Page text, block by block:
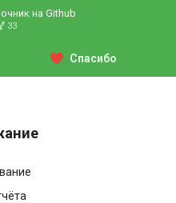
на Github
33
Спасибо